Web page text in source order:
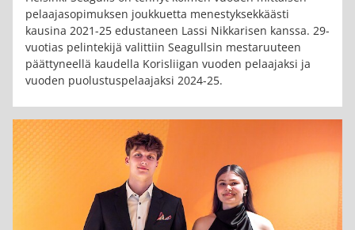
pelaajasopimuksen joukkuetta menestyksekkäästi
kausina 2021-25 edustaneen Lassi Nikkarisen kanssa. 29-
vuotias pelintekijä valittiin Seagullsin mestaruuteen
päättyneellä kaudella Korisliigan vuoden pelaajaksi ja
vuoden puolustuspelaajaksi 2024-25.